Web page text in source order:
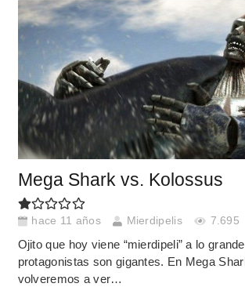
Mega Shark vs. Kolossus
hace 11 años Mierdipelis 7.695
Ojito que hoy viene “mierdipeli” a lo
protagonistas son gigantes. En Mega
volveremos a ver…